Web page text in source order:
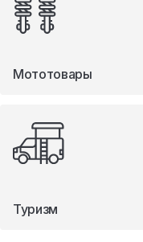
Мототовары
Туризм